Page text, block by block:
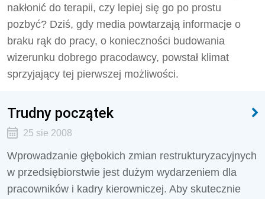
nakłonić do terapii, czy lepiej się go po prostu
pozbyć? Dziś, gdy media powtarzają informacje o
braku rąk do pracy, o konieczności budowania
wizerunku dobrego pracodawcy, powstał klimat
sprzyjający tej pierwszej możliwości.
Trudny początek
25 sie 2008
Wprowadzanie głębokich zmian restrukturyzacyjnych
w przedsiębiorstwie jest dużym wydarzeniem dla
pracowników i kadry kierowniczej. Aby skutecznie